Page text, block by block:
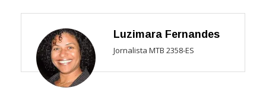
Luzimara Fernandes
Jornalista MTB 2358-ES